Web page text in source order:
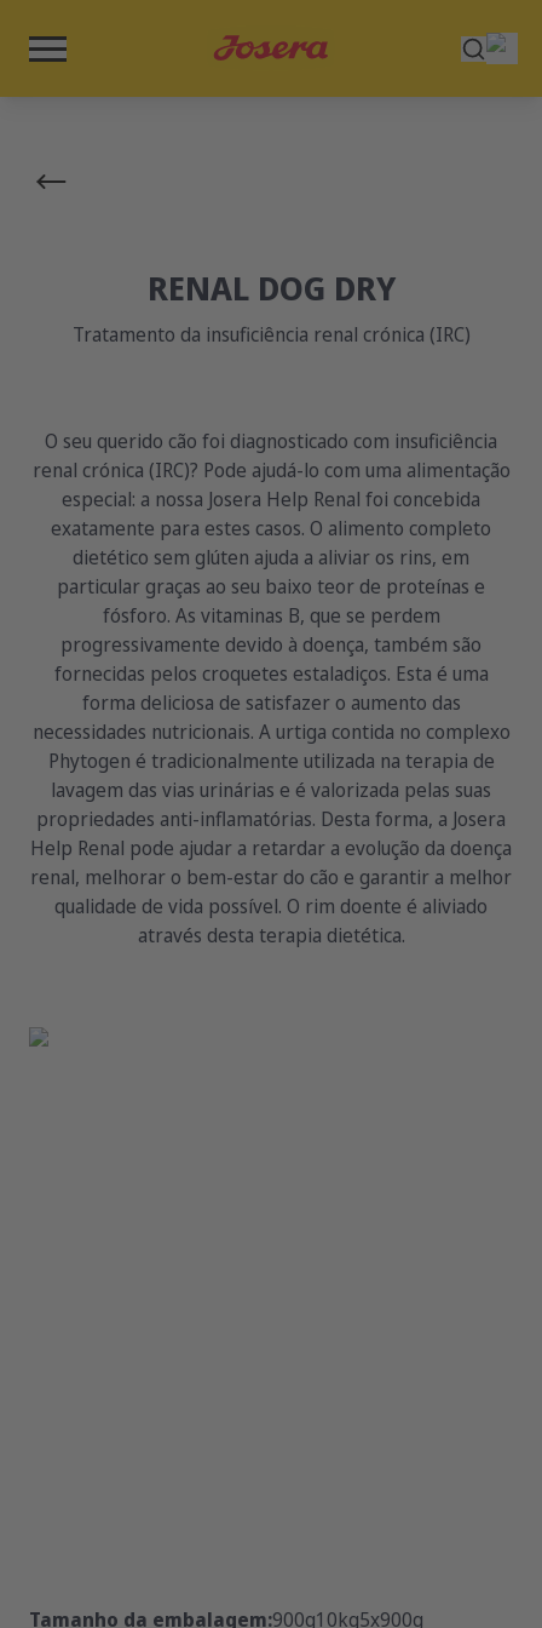
RENAL DOG DRY
Tratamento da insuficiência renal crónica (IRC)
O seu querido cão foi diagnosticado com insuficiência
renal crónica (IRC)? Pode ajudá-lo com uma alimentação
especial: a nossa Josera Help Renal foi concebida
exatamente para estes casos. O alimento completo
dietético sem glúten ajuda a aliviar os rins, em
particular graças ao seu baixo teor de proteínas e
fósforo. As vitaminas B, que se perdem
progressivamente devido à doença, também são
fornecidas pelos croquetes estaladiços. Esta é uma
forma deliciosa de satisfazer o aumento das
necessidades nutricionais. A urtiga contida no complexo
Phytogen é tradicionalmente utilizada na terapia de
lavagem das vias urinárias e é valorizada pelas suas
propriedades anti-inflamatórias. Desta forma, a Josera
Help Renal pode ajudar a retardar a evolução da doença
renal, melhorar o bem-estar do cão e garantir a melhor
qualidade de vida possível. O rim doente é aliviado
através desta terapia dietética.
Tamanho da embalagem:900g10kg5x900g